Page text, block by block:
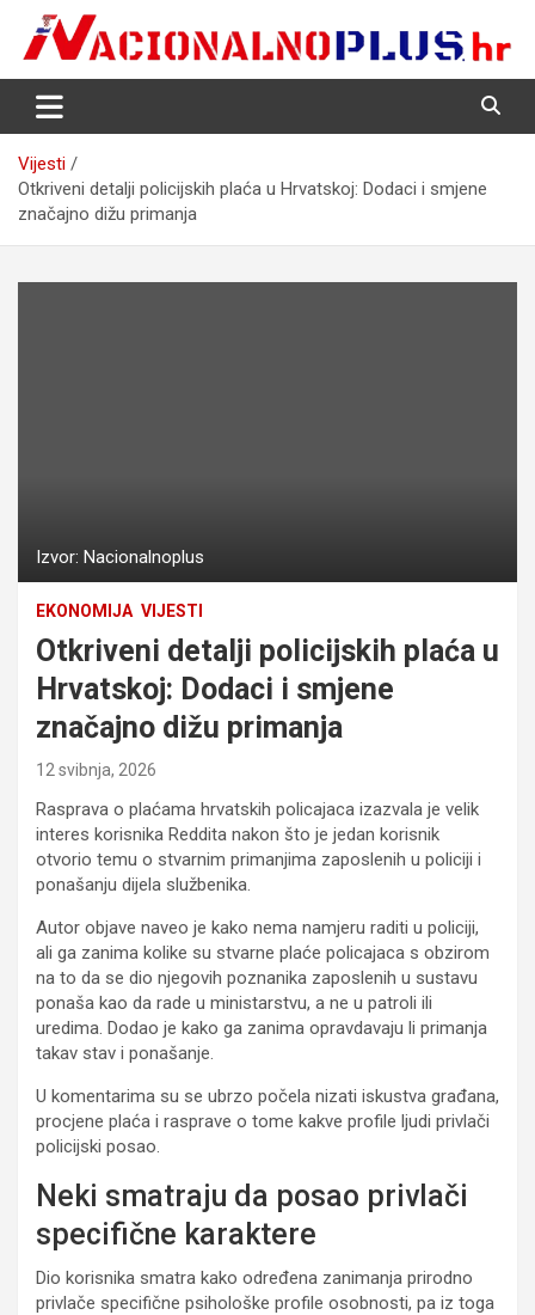
content
NacionalnoPlus.hr
Nacija želi znati više
Vijesti
Otkriveni detalji policijskih plaća u Hrvatskoj: Dodaci i smjene
značajno dižu primanja
Izvor: Nacionalnoplus
EKONOMIJA VIJESTI
Otkriveni detalji policijskih plaća u
Hrvatskoj: Dodaci i smjene
značajno dižu primanja
12 svibnja, 2026
Rasprava o plaćama hrvatskih policajaca izazvala je velik
interes korisnika Reddita nakon što je jedan korisnik
otvorio temu o stvarnim primanjima zaposlenih u policiji i
ponašanju dijela službenika.
Autor objave naveo je kako nema namjeru raditi u policiji,
ali ga zanima kolike su stvarne plaće policajaca s obzirom
na to da se dio njegovih poznanika zaposlenih u sustavu
ponaša kao da rade u ministarstvu, a ne u patroli ili
uredima. Dodao je kako ga zanima opravdavaju li primanja
takav stav i ponašanje.
U komentarima su se ubrzo počela nizati iskustva građana,
procjene plaća i rasprave o tome kakve profile ljudi privlači
policijski posao.
Neki smatraju da posao privlači
specifične karaktere
Dio korisnika smatra kako određena zanimanja prirodno
privlače specifične psihološke profile osobnosti, pa iz toga